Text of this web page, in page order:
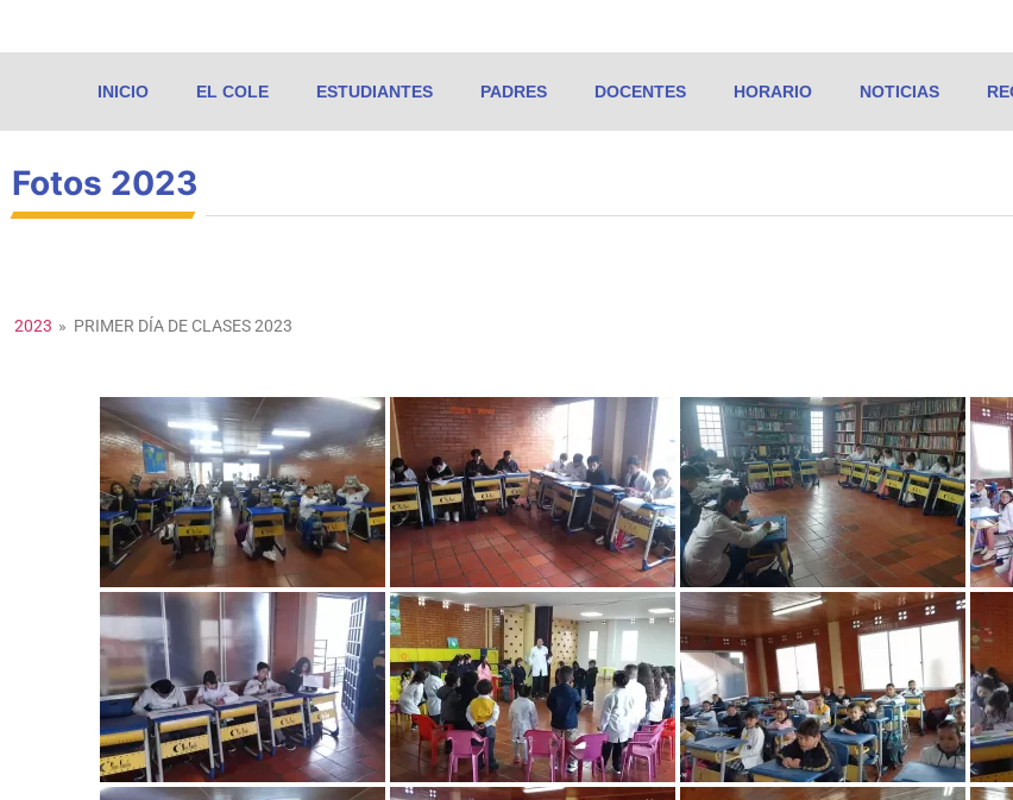
INICIO EL COLE ESTUDIANTES PADRES DOCENTES HORARIO NOTICIAS
Fotos 2023
2023 » PRIMER DÍA DE CLASES 2023